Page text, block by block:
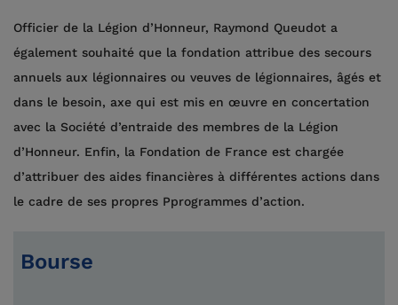
Officier de la Légion d’Honneur, Raymond Queudot a
également souhaité que la fondation attribue des secours
annuels aux légionnaires ou veuves de légionnaires, âgés et
dans le besoin, axe qui est mis en œuvre en concertation
avec la Société d’entraide des membres de la Légion
d’Honneur. Enfin, la Fondation de France est chargée
d’attribuer des aides financières à différentes actions dans
le cadre de ses propres Pprogrammes d’action.
Bourse